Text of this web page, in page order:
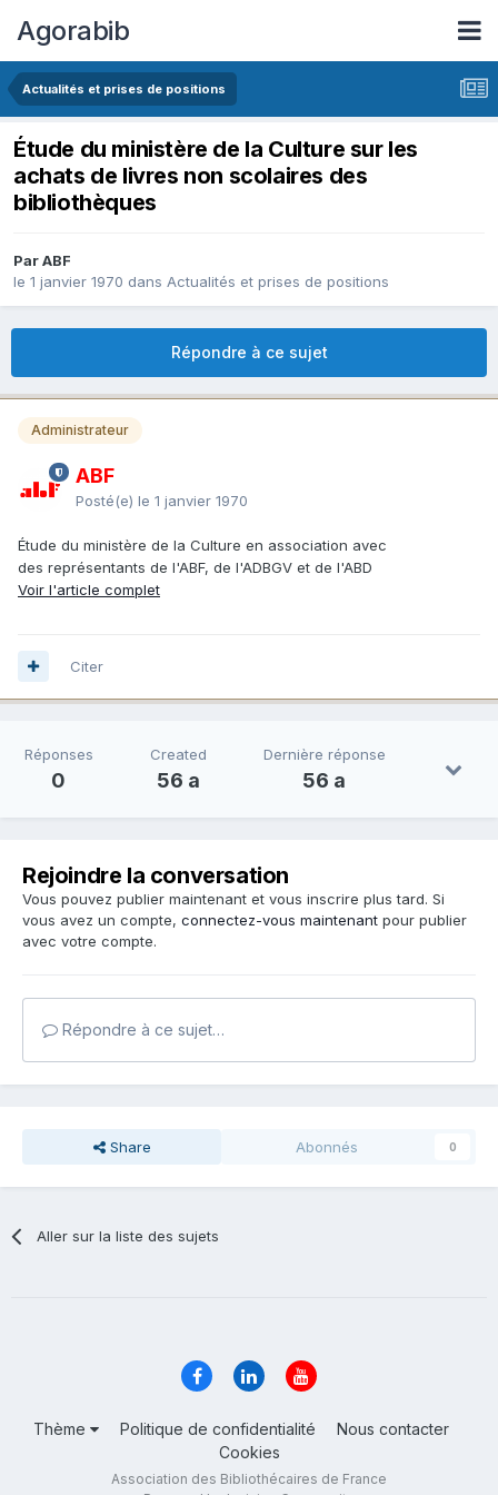
Agorabib
Actualités et prises de positions
Étude du ministère de la Culture sur les
achats de livres non scolaires des
bibliothèques
Par ABF
le 1 janvier 1970 dans Actualités et prises de positions
Répondre à ce sujet
Administrateur
ABF
Posté(e) le 1 janvier 1970
Étude du ministère de la Culture en association avec
des représentants de l'ABF, de l'ADBGV et de l'ABD
Voir l'article complet
Citer
Réponses
0
Created
56 a
Dernière réponse
56 a
Rejoindre la conversation
Vous pouvez publier maintenant et vous inscrire plus tard. Si
vous avez un compte, connectez-vous maintenant pour publier
avec votre compte.
Répondre à ce sujet…
Share Abonnés 0
Aller sur la liste des sujets
Thème Politique de confidentialité
Nous contacter
Cookies
Association des Bibliothécaires de France